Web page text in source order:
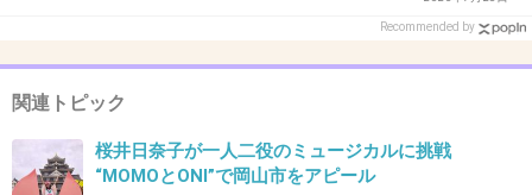
わないようにし始めてる気がする。集客力ない
しファンもいるのかいないのかもわからないし
小出みたくやらかされても困るしね
+15
Recommended by
関連トピック
桜井日奈子が一人二役のミュージカルに挑戦
“MOMOとONI”で岡山市をアピール